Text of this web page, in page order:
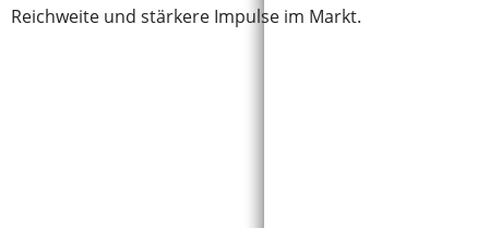
Reichweite und stärkere Impulse im Markt.